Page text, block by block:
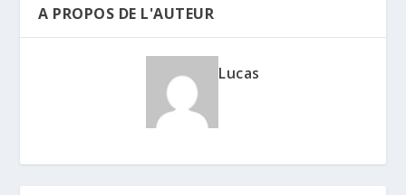
A PROPOS DE L'AUTEUR
Lucas